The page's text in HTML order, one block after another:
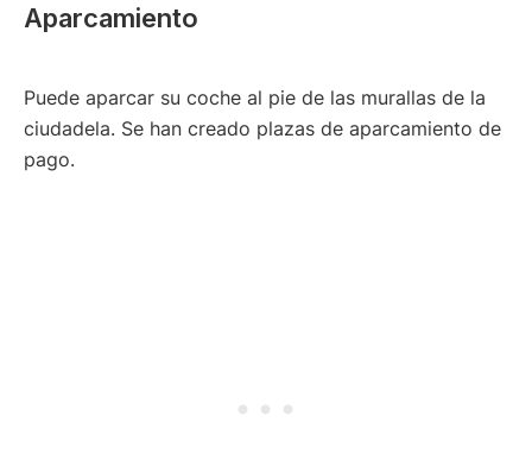
Aparcamiento
Puede aparcar su coche al pie de las murallas de la
ciudadela. Se han creado plazas de aparcamiento de
pago.